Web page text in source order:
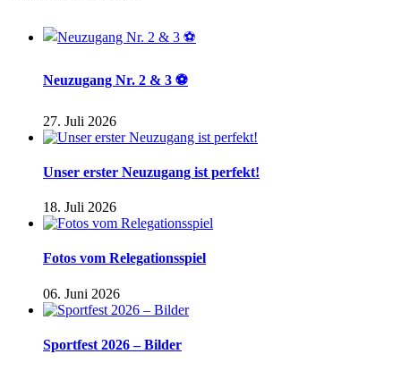
Neuzugang Nr. 2 & 3 ⚽
27. Juli 2026
Unser erster Neuzugang ist perfekt!
18. Juli 2026
Fotos vom Relegationsspiel
06. Juni 2026
Sportfest 2026 – Bilder